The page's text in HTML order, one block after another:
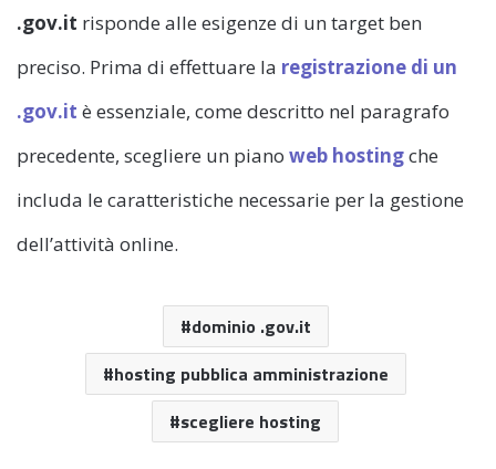
.gov.it risponde alle esigenze di un target ben
preciso. Prima di effettuare la registrazione di un
.gov.it è essenziale, come descritto nel paragrafo
precedente, scegliere un piano web hostingche
includa le caratteristiche necessarie per la gestione
dell’attività online.
dominio .gov.it
hosting pubblica amministrazione
scegliere hosting